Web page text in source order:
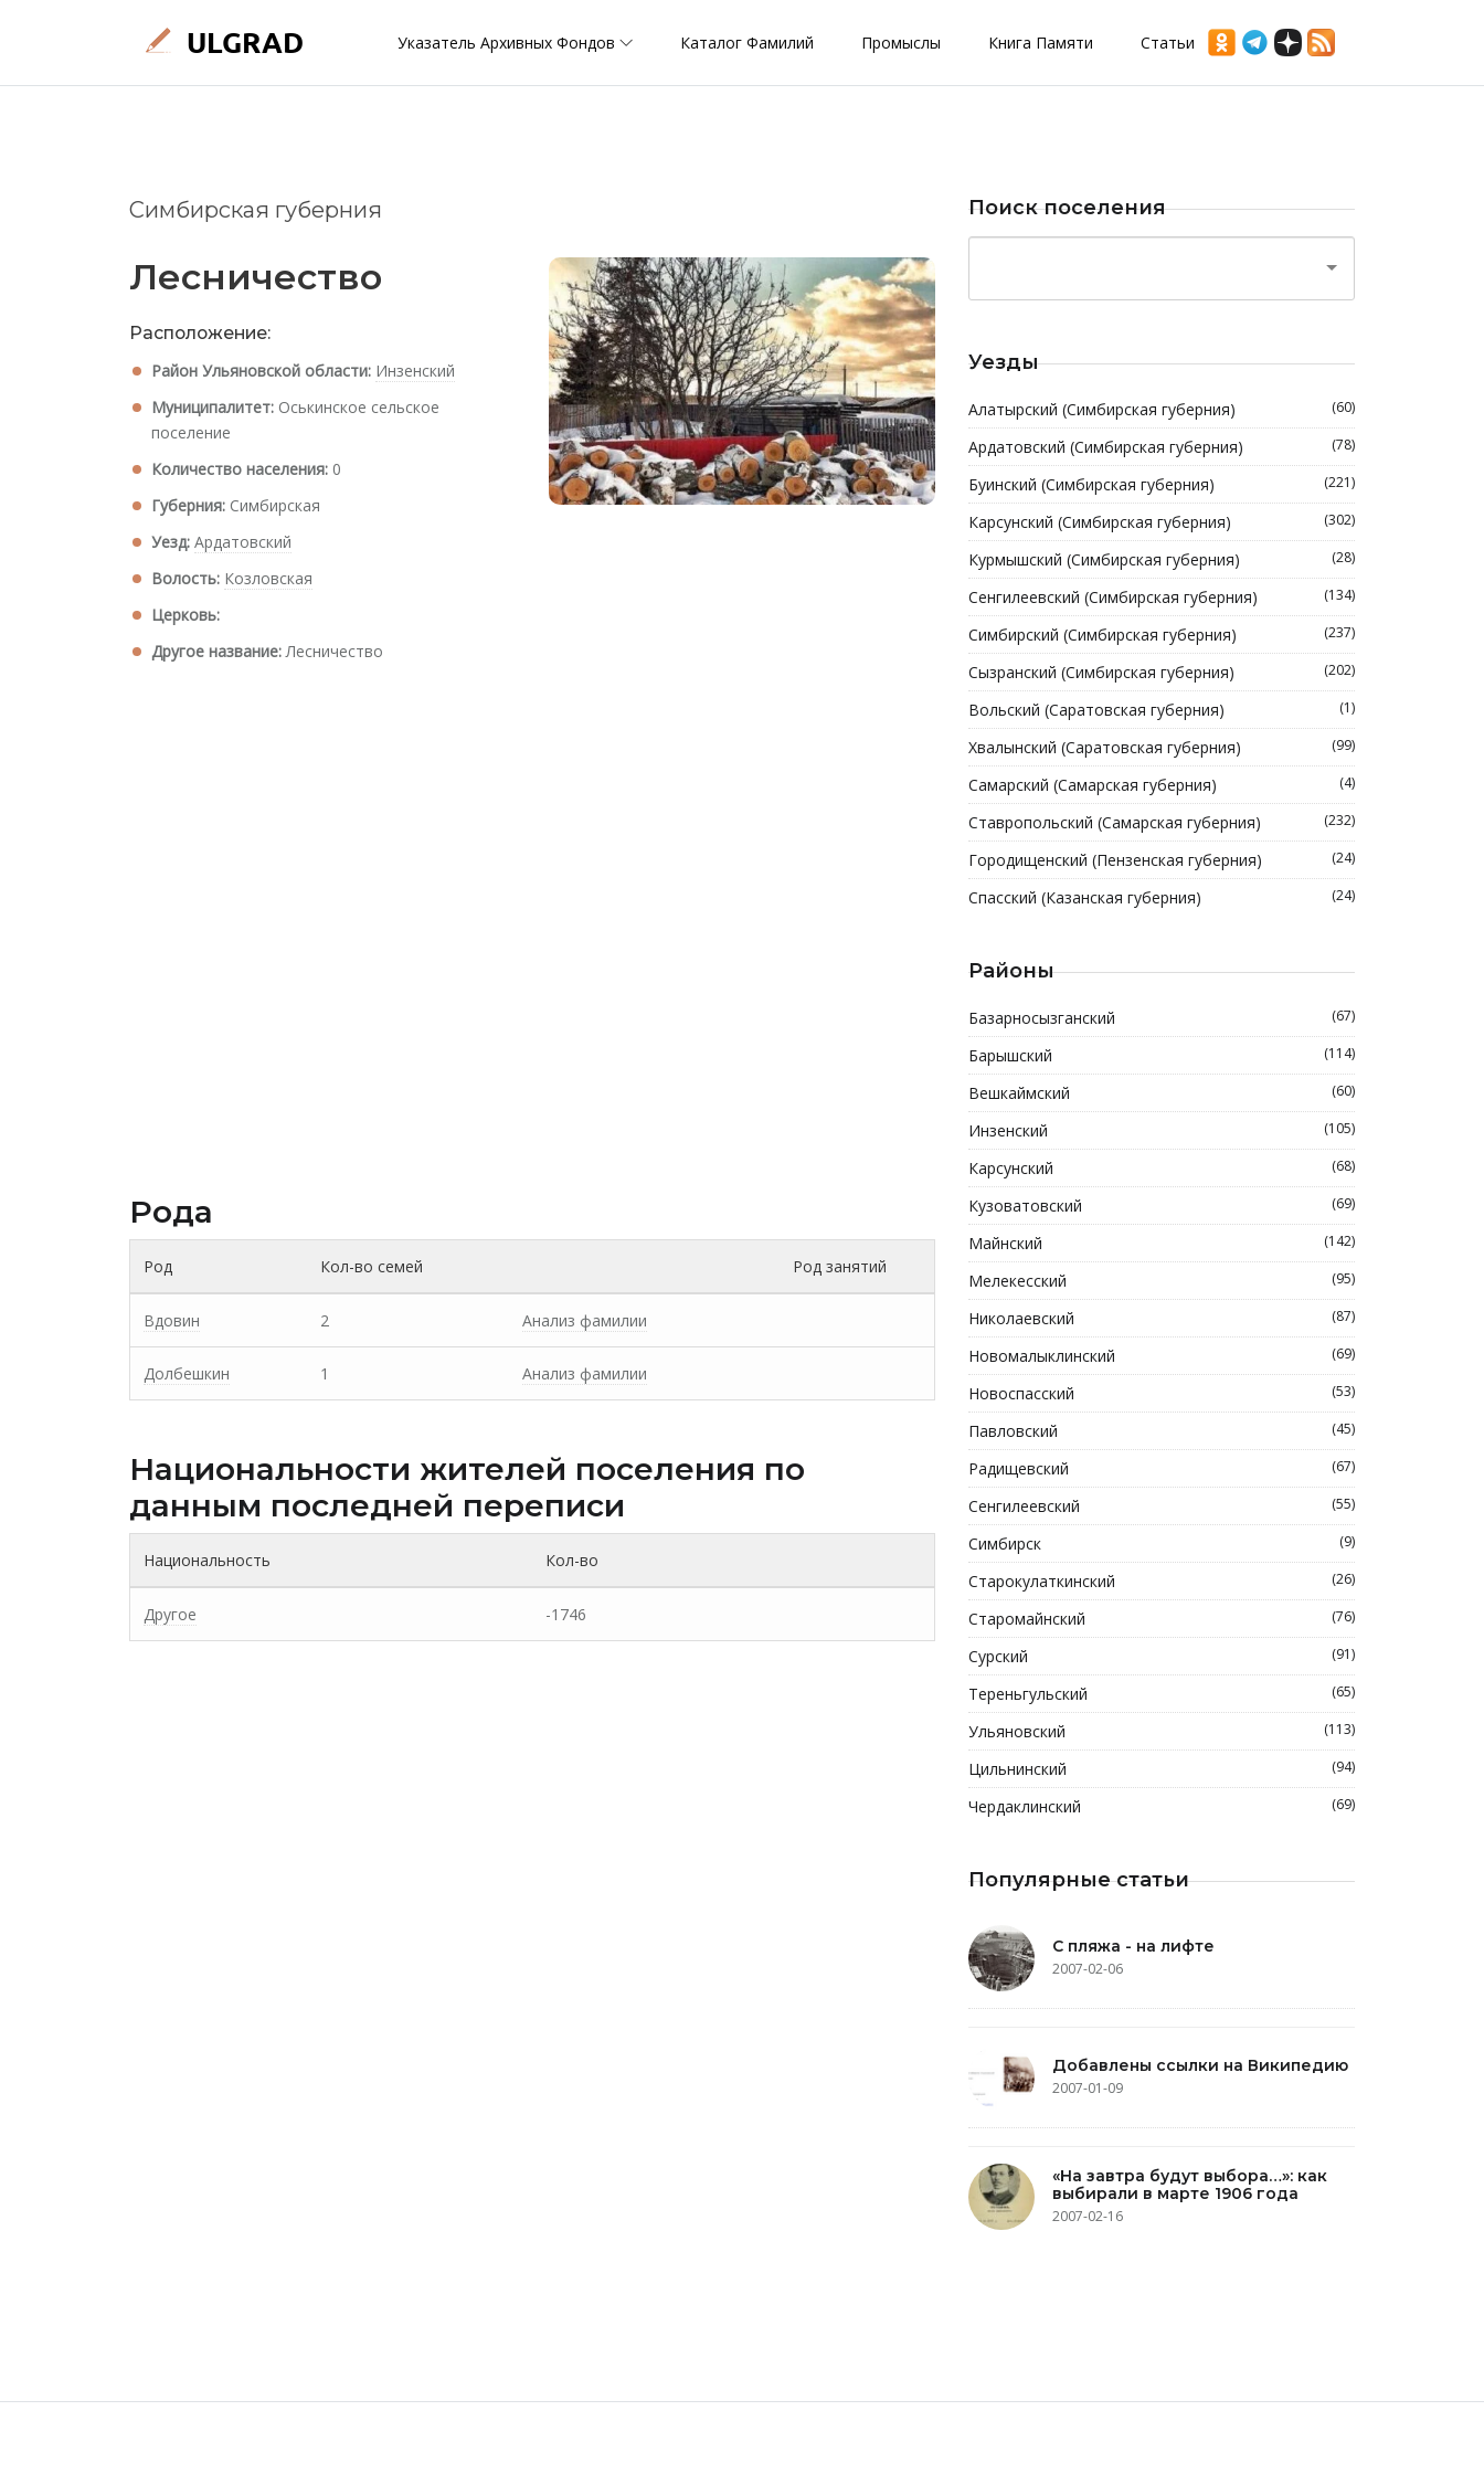
Указатель Архивных Фондов Каталог Фамилий Промыслы Книга Памяти Статьи
Симбирская губерния
Лесничество
Расположение:
Район Ульяновской области: Инзенский
Муниципалитет: Оськинское сельское
поселение
Количество населения: 0
Губерния: Симбирская
Уезд: Ардатовский
Волость: Козловская
Церковь:
Другое название:Лесничество
Рода
Род Кол-во семей Род занятий
Вдовин 2 Анализ фамилии
Долбешкин 1 Анализ фамилии
Национальности жителей поселения по
данным последней переписи
Национальность Кол-во
Другое -1746
Поиск поселения
Уезды
Алатырский (Симбирская губерния) (60)
Ардатовский (Симбирская губерния) (78)
Буинский (Симбирская губерния) (221)
Карсунский (Симбирская губерния) (302)
Курмышский (Симбирская губерния) (28)
Сенгилеевский (Симбирская губерния) (134)
Симбирский (Симбирская губерния) (237)
Сызранский (Симбирская губерния) (202)
Вольский (Саратовская губерния) (1)
Хвалынский (Саратовская губерния) (99)
Самарский (Самарская губерния) (4)
Ставропольский (Самарская губерния) (232)
Городищенский (Пензенская губерния) (24)
Спасский (Казанская губерния) (24)
Районы
Базарносызганский (67)
Барышский (114)
Вешкаймский (60)
Инзенский (105)
Карсунский (68)
Кузоватовский (69)
Майнский (142)
Мелекесский (95)
Николаевский (87)
Новомалыклинский (69)
Новоспасский (53)
Павловский (45)
Радищевский (67)
Сенгилеевский (55)
Симбирск (9)
Старокулаткинский (26)
Старомайнский (76)
Сурский (91)
Тереньгульский (65)
Ульяновский (113)
Цильнинский (94)
Чердаклинский (69)
Популярные статьи
С пляжа - на лифте
2007-02-06
Добавлены ссылки на Википедию
2007-01-09
«На завтра будут выбора…»: как
выбирали в марте 1906 года
2007-02-16